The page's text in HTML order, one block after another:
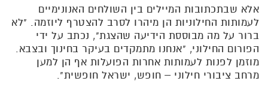
אלא שבתכתובות המיילים בין השולחים האנונימיים
לעמותות החילוניות הן מיהרו לסרב להצטרף ליוזמה. "לא
ברור על מה מבוססת הידיעה שהצגת", נכתב על ידי
הפורום החילוני, "אנחנו מתמקדים בעיקר בחינוך ובצבא.
מוזמן לפנות לעמותות אחרות הפועלות אף הן למען
מרחב ציבורי חילוני – חופש, ישראל חופשית".